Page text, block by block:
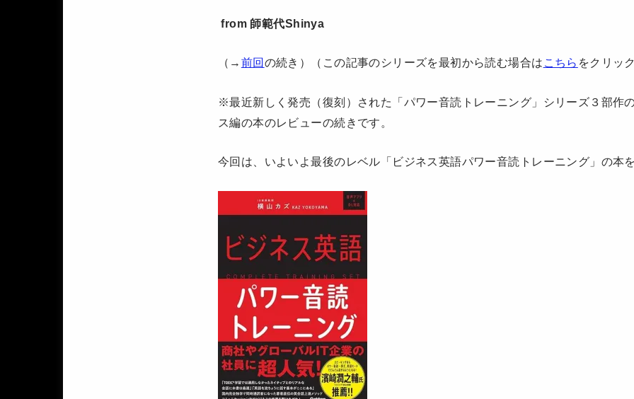
from 師範代Shinya
（→ 前回 の続き）（この記事のシリーズを最初から読む場合は こちら をクリック
※最近新しく発売（復刻）された「パワー音読トレーニング」シリーズ３部作
ス編の本のレビューの続きです。
今回は、いよいよ最後のレベル「ビジネス英語パワー音読トレーニング」の本